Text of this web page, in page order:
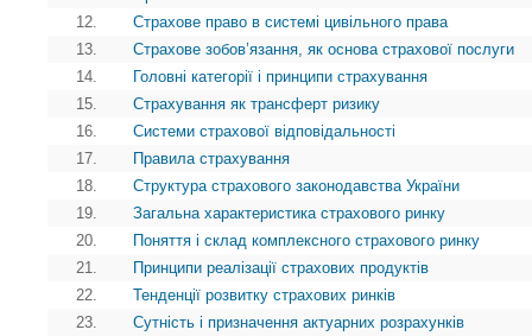
12.
Страхове право в системі цивільного права
13.
Страхове зобов’язання, як основа страхової послуги
14.
Головні категорії і принципи страхування
15.
Страхування як трансферт ризику
16.
Системи страхової відповідальності
17.
Правила страхування
18.
Структура страхового законодавства України
19.
Загальна характеристика страхового ринку
20.
Поняття і склад комплексного страхового ринку
21.
Принципи реалізації страхових продуктів
22.
Тенденції розвитку страхових ринків
23.
Сутність і призначення актуарних розрахунків